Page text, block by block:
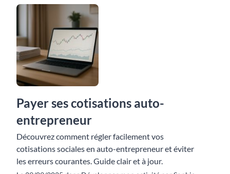
Payer ses cotisations auto-
entrepreneur
Découvrez comment régler facilement vos
cotisations sociales en auto-entrepreneur et éviter
les erreurs courantes. Guide clair et à jour.